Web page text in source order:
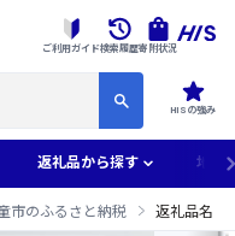
HISの強み
ご利用ガイド検索履歴寄附状況
返礼品から探す 地域
市のふるさと納税 返礼品名